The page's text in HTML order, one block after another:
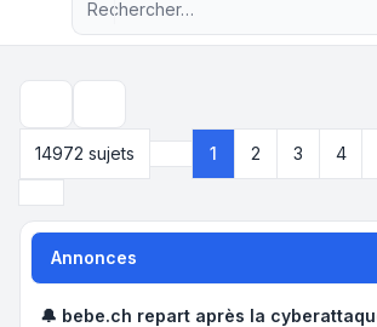
14972 sujets
Page 1 sur300
1 2 3 4
Annonces
🔔 bebe.ch repart après la